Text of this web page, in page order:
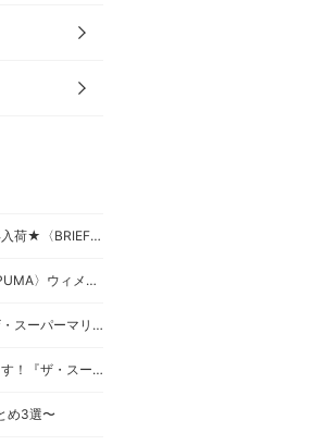
【サイズレビュー】待望の再入荷★〈BRIEFING〉別注バッグ2型徹底解説！
【1年間リアルに愛用！】〈PUMA〉ウィメンズ ローファーの魅力を徹底解説★
《サイズレビューあり》【ザ・スーパーマリオギャラクシー・ムービー】
【徹底解説】全てお見せします！『ザ・スーパーマリオギャラクシー・ムービー』
め3選〜